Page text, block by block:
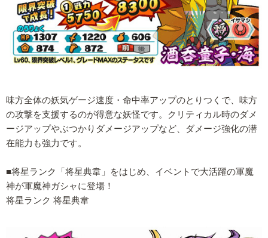
味方全体の妖気ゲージ速度・命中率アップのとりつくで、味方
の攻撃を支援するのが得意な妖怪です。クリティカル時のダメ
ージアップやぶつかりダメージアップなど、ダメージ強化の潜
在能力も強力です。
■将星ランク「将星典韋」をはじめ、イベントで大活躍の軍魔
神が軍魔神ガシャに登場！
将星ランク 将星典韋